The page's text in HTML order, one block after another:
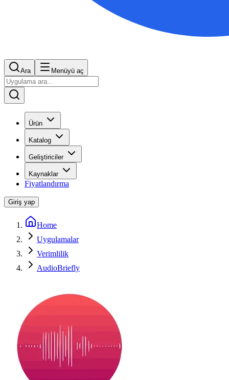
Ara Menüyü aç
Ürün
Katalog
Geliştiriciler
Kaynaklar
Fiyatlandırma
Giriş yap
Home
Uygulamalar
Verimlilik
AudioBriefly